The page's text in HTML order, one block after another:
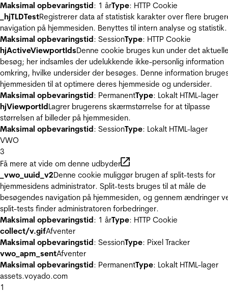
Maksimal opbevaringstid: 1 årType: HTTP Cookie
_hjTLDTestRegistrerer data af statistisk karakter over flere
navigation på hjemmesiden. Benyttes til intern analyse og statistik.
Maksimal opbevaringstid: SessionType: HTTP Cookie
hjActiveViewportIdsDenne cookie bruges kun under det
besøg; her indsamles der udelukkende ikke-personlig information
omkring, hvilke undersider der besøges. Denne information
hjemmesiden til at optimere deres hjemmeside og undersider.
Maksimal opbevaringstid: PermanentType: Lokalt HTML-lager
hjViewportIdLagrer brugerens skærmstørrelse for at tilpasse
størrelsen af billeder på hjemmesiden.
Maksimal opbevaringstid: SessionType: Lokalt HTML-lager
VWO
3
Få mere at vide om denne udbyder
_vwo_uuid_v2Denne cookie muliggør brugen af split-tests for
hjemmesidens administrator. Split-tests bruges til at måle de
besøgendes navigation på hjemmesiden, og gennem ændringer
split-tests finder administratoren forbedringer.
Maksimal opbevaringstid: 1 årType: HTTP Cookie
collect/v.gifAfventer
Maksimal opbevaringstid: SessionType: Pixel Tracker
vwo_apm_sentAfventer
Maksimal opbevaringstid: PermanentType: Lokalt HTML-lager
assets.voyado.com
1